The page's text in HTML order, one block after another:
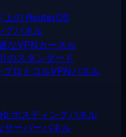
上の RouterOS
グパネル
なVPNカーネル
のスタンダード
プロトコルVPNパネル
ホスティングパネル
サーバーパネル